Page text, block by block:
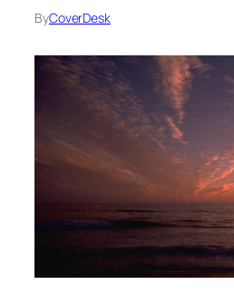
ByCoverDesk